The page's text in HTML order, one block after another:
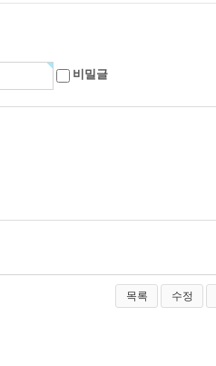
비밀글
목록 수정